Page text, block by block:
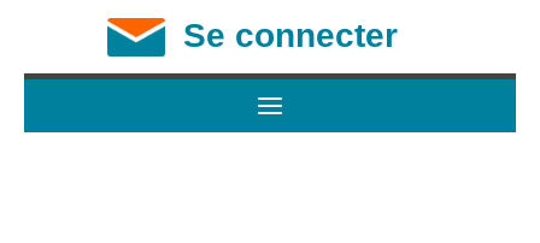
Se connecter